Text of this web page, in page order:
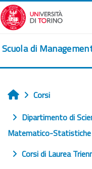
Vai al contenuto principale
Scuola di
Home
Corsi
Dipartimento di
Matematico-Statistiche
Corsi di Laurea